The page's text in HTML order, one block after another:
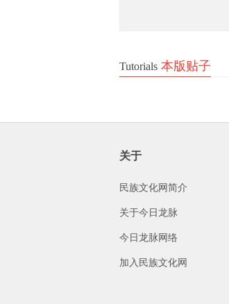
56
Tutorials 本版贴子
关于
民族文化网简介
关于今日龙脉
今日龙脉网络
加入民族文化网